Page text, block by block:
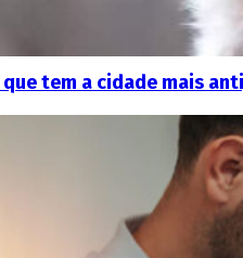
tem a cidade mais